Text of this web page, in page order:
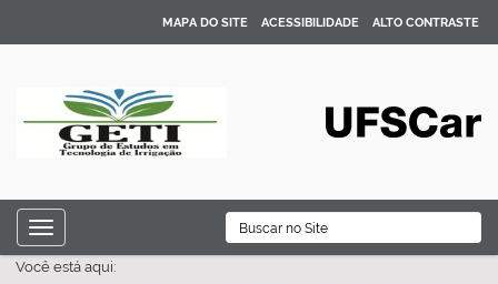
MAPA DO SITE ACESSIBILIDADE ALTO CONTRASTE
Toggle navigation
Você está aqui: